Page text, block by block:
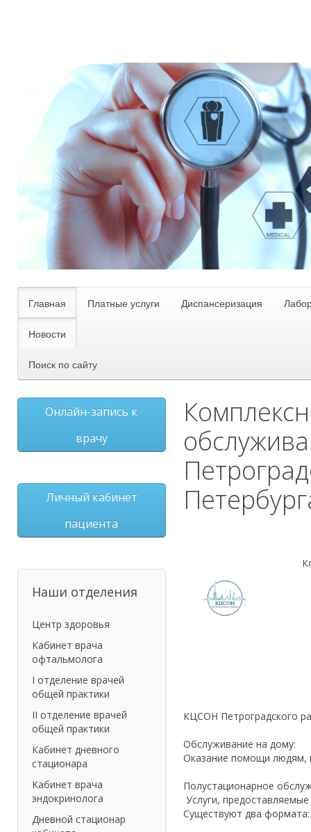
Главная Платные услуги Диспансеризация
Новости
Поиск по сайту
КЦСОН Петроградского
Обслуживание на дому:
Оказание помощи людям,
Полустационарное
Услуги,
Существуют два
Онлайн-запись к
врачу
Личный кабинет
пациента
Наши отделения
Центр здоровья
Кабинет врача
офтальмолога
I отделение врачей
общей практики
II отделение врачей
общей практики
Кабинет дневного
стационара
Кабинет врача
эндокринолога
Дневной стационар